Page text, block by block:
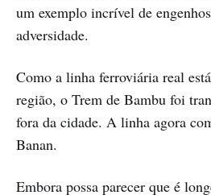
um exemplo incrível de
adversidade.
Como a linha ferroviária real
região, o Trem de Bambu foi
fora da cidade. A linha agora
Banan.
Embora possa parecer que é